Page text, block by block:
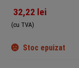
32,22 lei
(cu TVA)
Stoc epuizat